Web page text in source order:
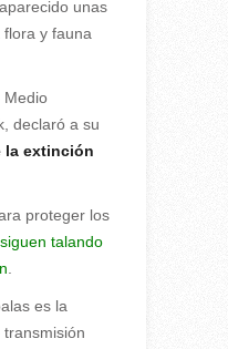
unas
y fauna
Medio
declaró a su
la extinción
proteger los
talando
es la